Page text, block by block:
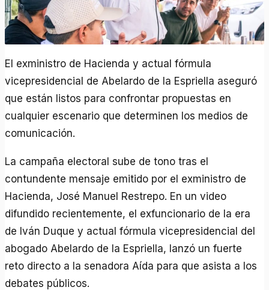
El exministro de Hacienda y actual fórmula
vicepresidencial de Abelardo de la Espriella aseguró
que están listos para confrontar propuestas en
cualquier escenario que determinen los medios de
comunicación.
La campaña electoral sube de tono tras el
contundente mensaje emitido por el exministro de
Hacienda, José Manuel Restrepo. En un video
difundido recientemente, el exfuncionario de la era
de Iván Duque y actual fórmula vicepresidencial del
abogado Abelardo de la Espriella, lanzó un fuerte
reto directo a la senadora Aída para que asista a los
debates públicos.